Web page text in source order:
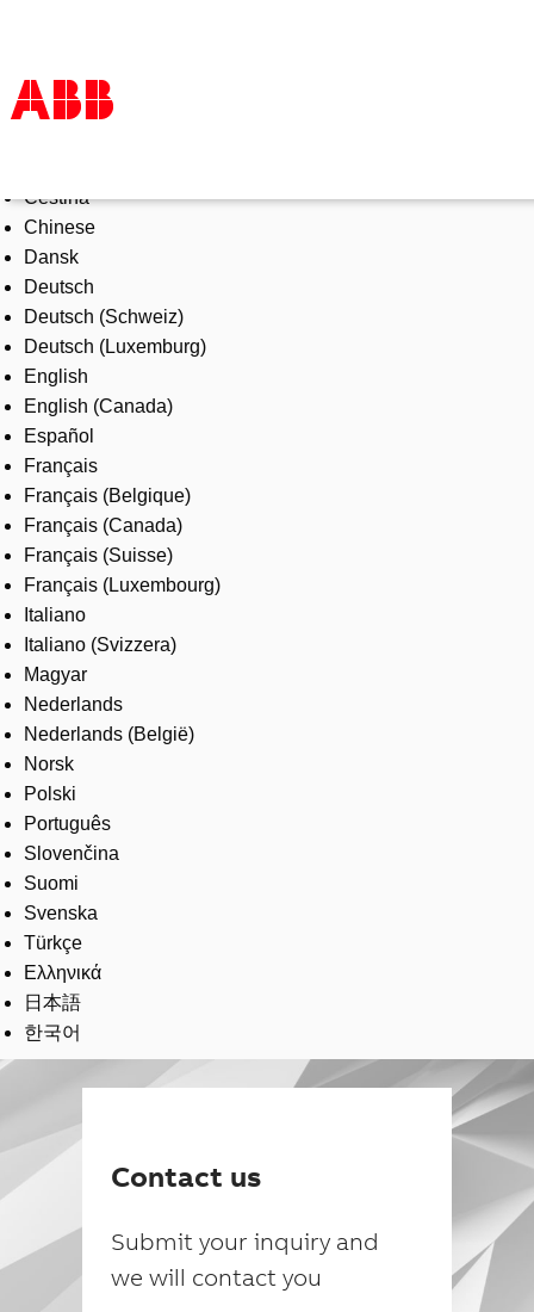
Products & Solutions
Industries
Services
About us
Where to buy
Contact us
Careers
Čeština
Chinese
Dansk
Deutsch
Deutsch (Schweiz)
Deutsch (Luxemburg)
English
English (Canada)
Español
Français
Français (Belgique)
Français (Canada)
Français (Suisse)
Français (Luxembourg)
Italiano
Italiano (Svizzera)
Magyar
Nederlands
Nederlands (België)
Norsk
Polski
Português
Slovenčina
Suomi
Svenska
Türkçe
Ελληνικά
日本語
한국어
Contact us
Submit your inquiry and
we will contact you